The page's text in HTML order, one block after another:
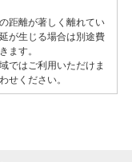
距離が著しく離れてい
が生じる場合は別途費
ます。
ではご利用いただけま
せください。